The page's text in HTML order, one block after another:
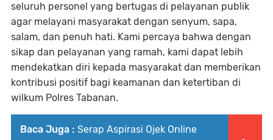
seluruh personel yang bertugas di pelayanan publik
agar melayani masyarakat dengan senyum, sapa,
salam, dan penuh hati. Kami percaya bahwa dengan
sikap dan pelayanan yang ramah, kami dapat lebih
mendekatkan diri kepada masyarakat dan memberikan
kontribusi positif bagi keamanan dan ketertiban di
wilkum Polres Tabanan.
Baca Juga : Serap Aspirasi Ojek Online